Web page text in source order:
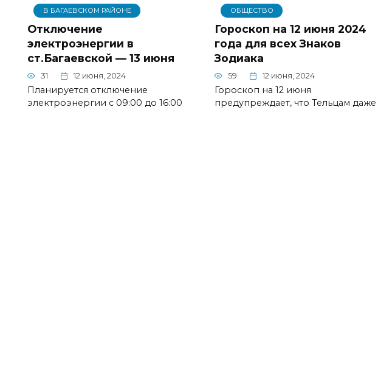
В БАГАЕВСКОМ РАЙОНЕ
Отключение
электроэнергии в
ст.Багаевской — 13 июня
31 12 июня, 2024
Планируется отключение
электроэнергии с 09:00 до 16:00
ОБЩЕСТВО
Гороскоп на 12 июня 2024
года для всех Знаков
Зодиака
59 12 июня, 2024
Гороскоп на 12 июня
предупреждает, что Тельцам даже